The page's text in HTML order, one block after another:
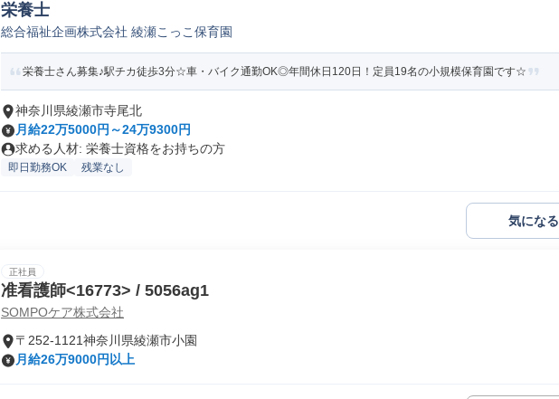
栄養士
総合福祉企画株式会社 綾瀬こっこ保育園
栄養士さん募集♪駅チカ徒歩3分☆車・バイク通勤OK◎年間休日120日！定員19名の小規模保育園です☆
神奈川県綾瀬市寺尾北
月給22万5000円～24万9300円
求める人材: 栄養士資格をお持ちの方
即日勤務OK 残業なし
気になる
正社員
准看護師<16773> / 5056ag1
SOMPOケア株式会社
〒252-1121神奈川県綾瀬市小園
月給26万9000円以上